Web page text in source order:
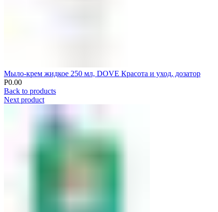
Мыло-крем жидкое 250 мл, DOVE Красота и уход, дозатор
Р0.00
Back to products
Next product